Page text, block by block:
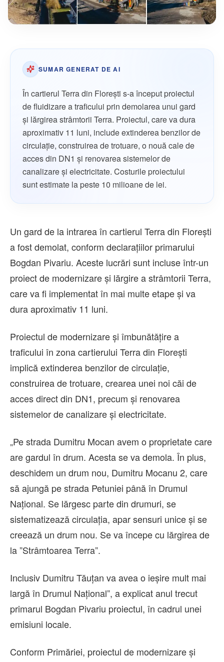
SUMAR GENERAT DE AI
În cartierul Terra din Florești s-a început proiectul
de fluidizare a traficului prin demolarea unui gard
și lărgirea strâmtorii Terra. Proiectul, care va dura
aproximativ 11 luni, include extinderea benzilor de
circulație, construirea de trotuare, o nouă cale de
acces din DN1 și renovarea sistemelor de
canalizare și electricitate. Costurile proiectului
sunt estimate la peste 10 milioane de lei.
Un gard de la intrarea în cartierul Terra din Florești
a fost demolat, conform declarațiilor primarului
Bogdan Pivariu. Aceste lucrări sunt incluse într-un
proiect de modernizare și lărgire a strâmtorii Terra,
care va fi implementat în mai multe etape și va
dura aproximativ 11 luni.
Proiectul de modernizare și îmbunătățire a
traficului în zona cartierului Terra din Florești
implică extinderea benzilor de circulație,
construirea de trotuare, crearea unei noi căi de
acces direct din DN1, precum și renovarea
sistemelor de canalizare și electricitate.
„Pe strada Dumitru Mocan avem o proprietate care
are gardul în drum. Acesta se va demola. În plus,
deschidem un drum nou, Dumitru Mocanu 2, care
să ajungă pe strada Petuniei până în Drumul
Național. Se lărgesc parte din drumuri, se
sistematizează circulația, apar sensuri unice și se
creează un drum nou. Se va începe cu lărgirea de
la ”Strâmtoarea Terra”.
Inclusiv Dumitru Tăuțan va avea o ieșire mult mai
largă în Drumul Național”, a explicat anul trecut
primarul Bogdan Pivariu proiectul, în cadrul unei
emisiuni locale.
Conform Primăriei, proiectul de modernizare și